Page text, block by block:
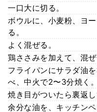
一口大に切る。
ボウルに、小麦粉、ヨ
る。
よく混ぜる。
鶏ささみを加えて、混ぜ
フライパンにサラダ油
べ、中火で2〜3分焼く。
焼き目がついたら裏返
余分な油を、キッチン